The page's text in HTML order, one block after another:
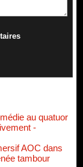
au quatuor
-
AOC dans
tambour